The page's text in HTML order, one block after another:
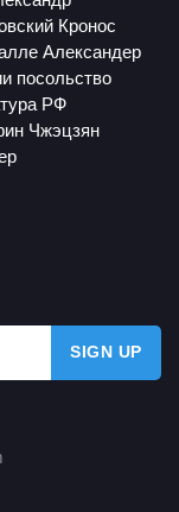
Кронос
Александер
посольство
РФ
Чжэцзян